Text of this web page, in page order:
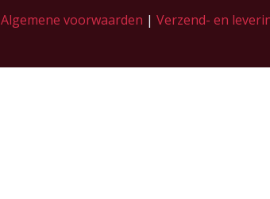
Algemene voorwaarden | Verzend- en